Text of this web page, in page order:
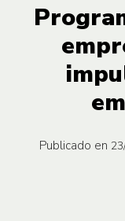
Publicado en